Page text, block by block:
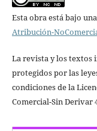
Esta obra está bajo
Atribución-
La revista y los textos
protegidos por las
condiciones de la
Comercial-Sin Derivar